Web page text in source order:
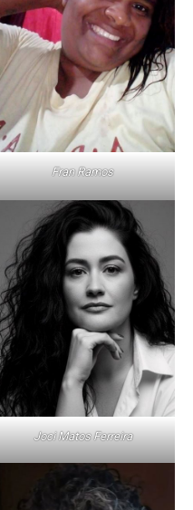
Fran Ramos
Joci Matos Ferreira